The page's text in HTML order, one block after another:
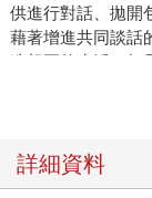
供進行對話、拋開
藉著增進共同談話
造想要的生活。如
人，接著又一人
我們生活在科技
工作場域、結束一
詳細資料